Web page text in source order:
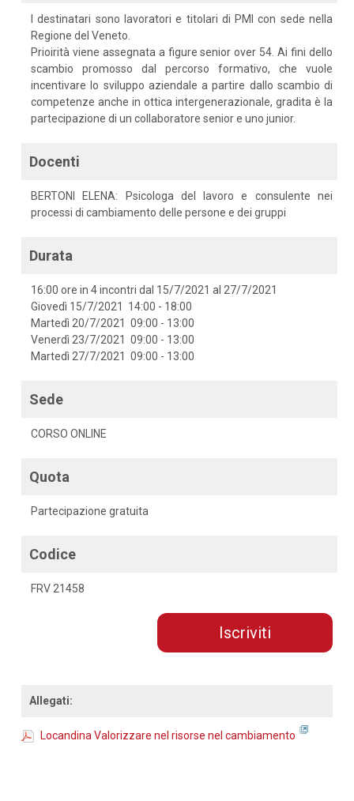
I destinatari sono lavoratori e titolari di PMI con sede nella
Regione del Veneto.
Prioirità viene assegnata a figure senior over 54. Ai fini dello
scambio promosso dal percorso formativo, che vuole
incentivare lo sviluppo aziendale a partire dallo scambio di
competenze anche in ottica intergenerazionale, gradita è la
partecipazione di un collaboratore senior e uno junior.
Docenti
BERTONI ELENA: Psicologa del lavoro e consulente nei
processi di cambiamento delle persone e dei gruppi
Durata
16:00 ore in 4 incontri dal 15/7/2021 al 27/7/2021
Giovedì 15/7/2021 14:00 - 18:00
Martedì 20/7/2021 09:00 - 13:00
Venerdì 23/7/2021 09:00 - 13:00
Martedì 27/7/2021 09:00 - 13:00
Sede
CORSO ONLINE
Quota
Partecipazione gratuita
Codice
FRV 21458
Iscriviti
Allegati:
Locandina Valorizzare nel risorse nel cambiamento